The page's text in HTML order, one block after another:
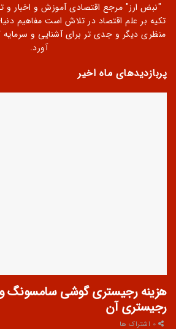
"نبض ارز" مرجع اقتصادی آموزش و اخبار و
تکیه بر علم اقتصاد در تلاش است مفاهیم
منظری دیگر و جدی تر برای آشنایی و سرمایه
آورد.
پربازدیدهای ماه اخیر
هزینه رجیستری گوشی سامسونگ
رجیستری آن